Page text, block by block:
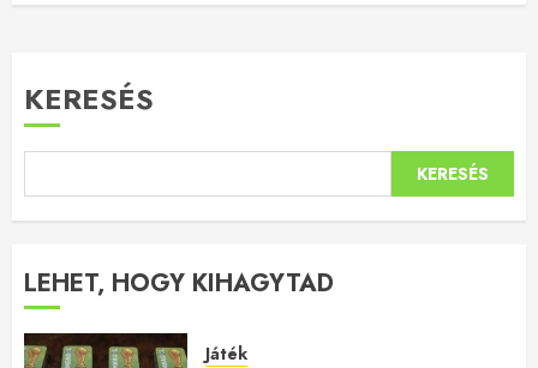
KERESÉS
KERESÉS
LEHET, HOGY KIHAGYTAD
Játék